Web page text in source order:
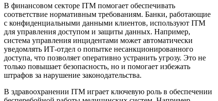
В финансовом секторе ITM помогает обеспечивать
соответствие нормативным требованиям. Банки, работающие
с конфиденциальными данными клиентов, используют ITM
для управления доступом и защиты данных. Например,
система управления инцидентами может автоматически
уведомлять ИТ-отдел о попытке несанкционированного
доступа, что позволяет оперативно устранить угрозу. Это не
только повышает безопасность, но и помогает избежать
штрафов за нарушение законодательства.
В здравоохранении ITM играет ключевую роль в обеспечении